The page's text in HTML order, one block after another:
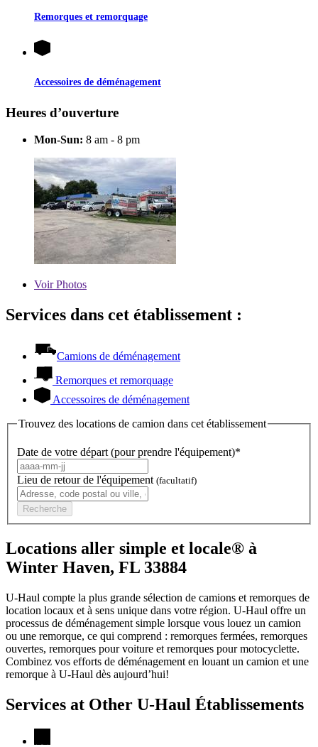
Remorques et remorquage
Accessoires de déménagement
Heures d’ouverture
Mon-Sun: 8 am - 8 pm
VoirPhotos
Services dans cet établissement :
Camions de déménagement
Remorques et remorquage
Accessoires de déménagement
Trouvez des locations de camion dans cet établissement
Date de votre départ (pour prendre l'équipement)*
Lieu de retour de l'équipement (facultatif)
Recherche
Locations aller simple et locale® à
Winter Haven, FL 33884
U-Haul compte la plus grande sélection de camions et remorques de
location locaux et à sens unique dans votre région. U-Haul offre un
processus de déménagement simple lorsque vous louez un camion
ou une remorque, ce qui comprend : remorques fermées, remorques
ouvertes, remorques pour voiture et remorques pour motocyclette.
Combinez vos efforts de déménagement en louant un camion et une
remorque à U-Haul dès aujourd’hui!
Services at Other U-Haul Établissements